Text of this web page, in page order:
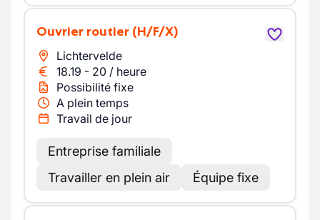
Ouvrier routier (H/F/X)
Lichtervelde
18.19 - 20 / heure
Possibilité fixe
A plein temps
Travail de jour
Entreprise familiale
Travailler en plein air
Équipe fixe